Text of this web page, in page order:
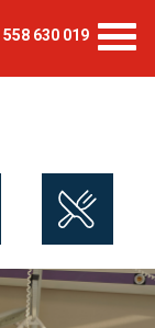
558 630 019